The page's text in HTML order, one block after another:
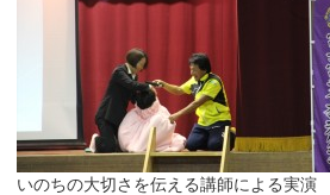
いのちの大切さを伝える講師による実演